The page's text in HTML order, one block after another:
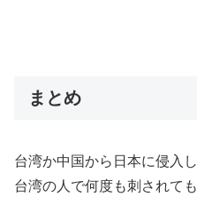
まとめ
台湾か中国から日本に侵入
台湾の人で何度も刺されて